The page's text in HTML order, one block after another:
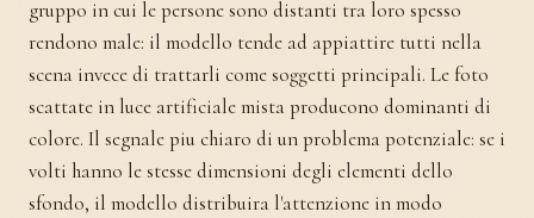
gruppo in cui le persone sono distanti tra loro spesso
rendono male: il modello tende ad appiattire tutti nella
scena invece di trattarli come soggetti principali. Le foto
scattate in luce artificiale mista producono dominanti di
colore. Il segnale piu chiaro di un problema potenziale: se i
volti hanno le stesse dimensioni degli elementi dello
sfondo, il modello distribuira l'attenzione in modo